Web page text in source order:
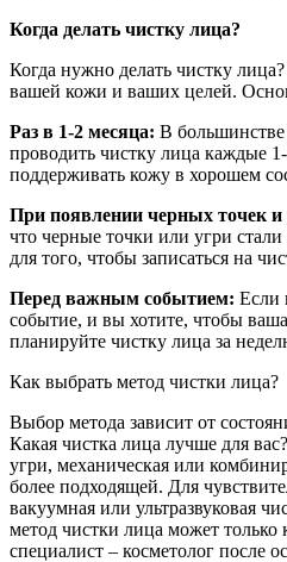
Когда делать чистку лица?
Когда нужно делать чистку
вашей кожи и ваших целей.
Раз в 1-2 месяца: В большинстве
проводить чистку лица каждые
поддерживать кожу в хорошем
При появлении черных точек и
что черные точки или угри стали
для того, чтобы записаться на
Перед важным событием: Если
событие, и вы хотите, чтобы
планируйте чистку лица за
Как выбрать метод чистки лица?
Выбор метода зависит от
Какая чистка лица лучше для
угри, механическая или
более подходящей. Для
вакуумная или ультразвуковая
метод чистки лица может
специалист – косметолог после